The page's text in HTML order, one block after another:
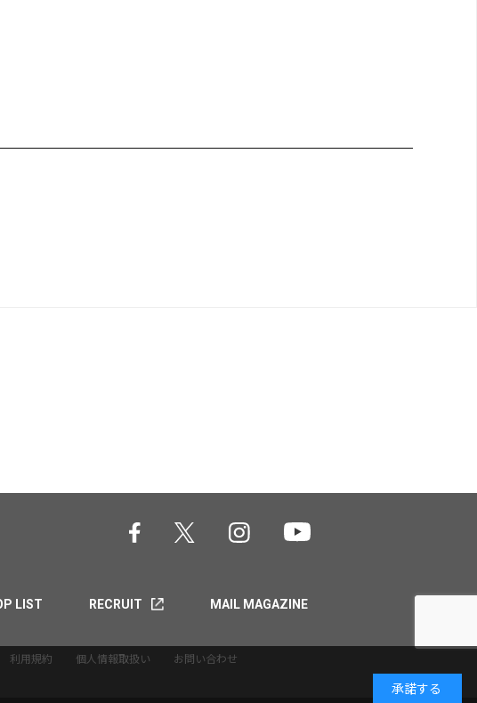
LIST RECRUIT MAIL MAGAZINE
利用規約 個人情報取扱い お問い合わせ
承諾する